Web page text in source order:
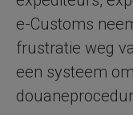
e-Customs
frustratie weg
een systeem